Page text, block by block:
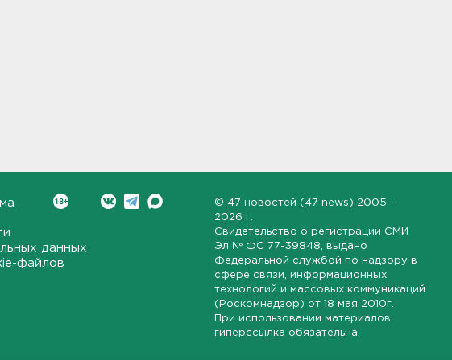
данных
файлов
© 47 новостей (47 news) 2005—
2026 г.
Свидетельство о регистрации СМИ
Эл № ФС 77-39848 , выдано
Федеральной службой по надзору в
сфере связи, информационных
технологий и массовых коммуникаций
(Роскомнадзор) от 18 мая 2010г.
При использовании материалов
гиперссылка обязательна.